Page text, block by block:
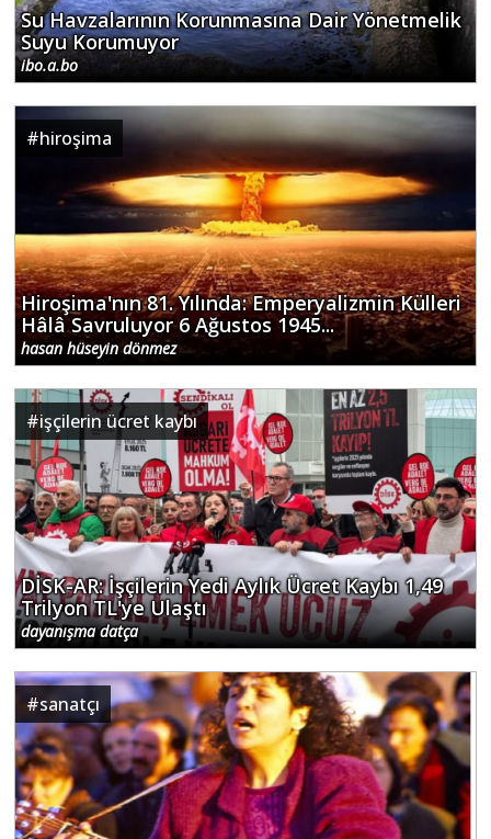
Su Havzalarının Korunmasına Dair Yönetmelik
Suyu Korumuyor
ibo.a.bo
#hiroşima
Hiroşima'nın 81. Yılında: Emperyalizmin Külleri
Hâlâ Savruluyor 6 Ağustos 1945...
hasan hüseyin dönmez
#işçilerin ücret kaybı
DİSK-AR: İşçilerin Yedi Aylık Ücret Kaybı 1,49
Trilyon TL'ye Ulaştı
dayanışma datça
#sanatçı